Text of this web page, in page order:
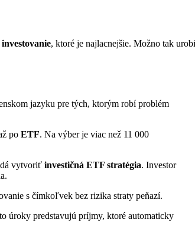
, ktoré je najlacnejšie. Možno tak
jazyku pre tých, ktorým robí problém
po ETF. Na výber je viac než 11 000
vytvoriť investičná ETF stratégia. Investor
s čímkoľvek bez rizika straty peňazí.
úroky predstavujú príjmy, ktoré automaticky